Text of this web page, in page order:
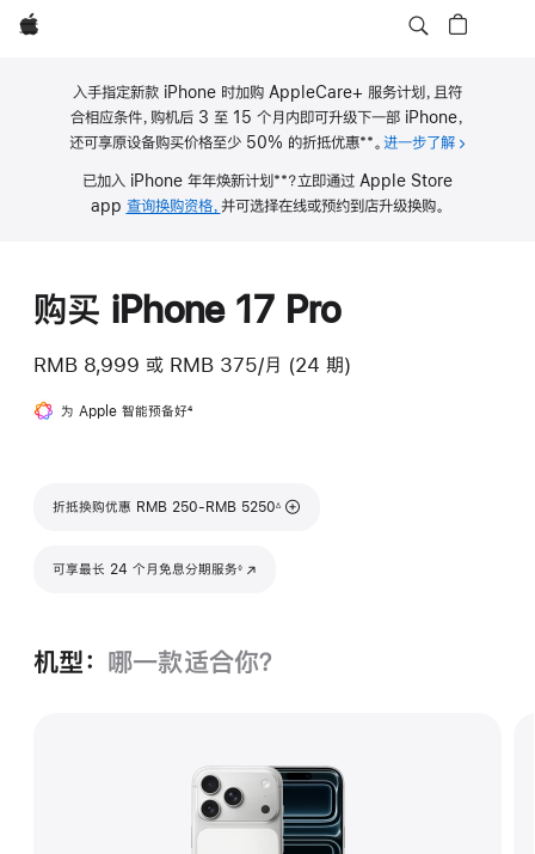
Apple
入手指定新款 iPhone 时加购 AppleCare+ 服务计划，且符
合相应条件，购机后 3 至 15 个月内即可升级下一部 iPhone，
还可享原设备购买价格至少 50% 的折抵优惠
注
**。 进一步了解关于
已加入 iPhone 年年焕新计划 **？立即通过 Apple Store
app 查询换购资格， 并可选择在线或预约到店升级换购。
购买 iPhone 17 Pro
RMB 8,999 或 RMB 375/月 (24 期)
为 Apple 智能预备好脚
4
折抵换购优惠 RMB 250-RMB 5250
脚注
∆
可享最长 24 个月免息分期服务◊
(在新窗口中打开)
机型： 哪一款适合你？